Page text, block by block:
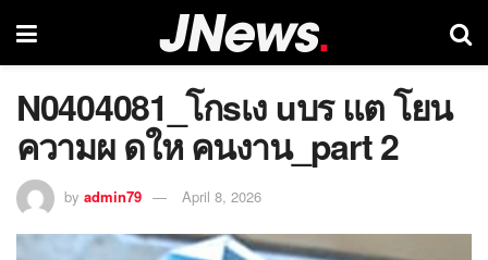
N0404081_โกsเง uบร แต โยน
ความผ ดให คนงาน_part 2
by admin79 April 8, 2026